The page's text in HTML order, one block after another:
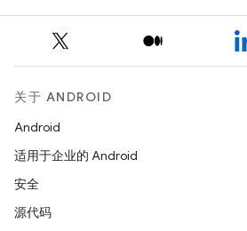
关于 ANDROID
Android
适用于企业的 Android
安全
源代码